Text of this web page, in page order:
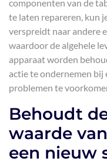
componenten van de
te laten repareren, kun
verspreidt naar andere
waardoor de algehele
apparaat worden
actie te ondernemen bij
problemen te
Behoudt
waarde
een nieuw